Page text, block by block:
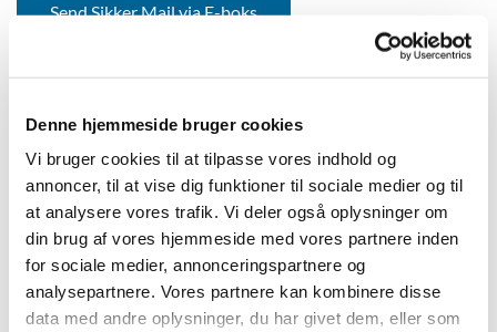
Denne hjemmeside bruger cookies
Vi bruger cookies til at tilpasse vores indhold og
annoncer, til at vise dig funktioner til sociale medier og til
at analysere vores trafik. Vi deler også oplysninger om
din brug af vores hjemmeside med vores partnere inden
for sociale medier, annonceringspartnere og
analysepartnere. Vores partnere kan kombinere disse
data med andre oplysninger, du har givet dem, eller som
Send Sikker Mail via E-boks